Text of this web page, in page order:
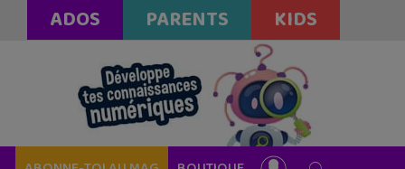
ADOS PARENTS KIDS